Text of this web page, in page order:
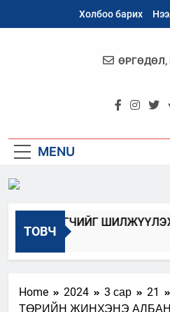
Холбоо барих
MENU
ТОВЧ
ХААГЧИЙГ ШИЛЖҮҮЛЭХ,
Home 2024 3 сар
21
ТӨРИЙН ЖИНХЭНЭ